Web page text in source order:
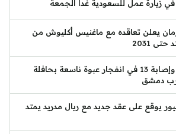
زيارة عمل للسعودية غداً الجمعة
يعلن تعاقده مع ماغنيس أكليوش من
2031
مقتل شخصين وإصابة 13 في انفجار عبوة ناسعة بحافلة
دمشق
يوقع على عقد جديد مع ريال مدريد يمتد